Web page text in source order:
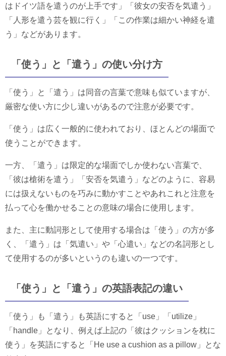
はドイツ語を遣うのが上手です」「彼女の安否を気遣う」
「人形を遣う芸を観に行く」「この作業は細かい神経を遣
う」などがあります。
「使う」と「遣う」の使い分け方
「使う」と「遣う」は同音の言葉で意味も似ていますが、
厳密な使い方に少し違いがあるので注意が必要です。
「使う」は広く一般的に使われており、ほとんどの場面で
使うことができます。
一方、「遣う」は限定的な場面でしか使わない言葉で、
「彼は槍術を遣う」「安否を気遣う」などのように、容易
には扱えないものを巧みに動かすことやあれこれと注意を
払って心を働かせることの意味の場合に使用します。
また、主に動詞形として使用する場合は「使う」の方が多
く、「遣う」は「気遣い」や「心遣い」などの名詞形とし
て使用するのが多いというのも違いの一つです。
「使う」と「遣う」の英語表記の違い
「使う」も「遣う」も英語にすると「use」「utilize」
「handle」となり、例えば上記の「彼はクッションを枕に
使う」を英語にすると「He use a cushion as a pillow」とな